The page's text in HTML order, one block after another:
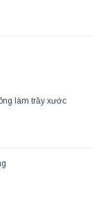
làm trầy xước